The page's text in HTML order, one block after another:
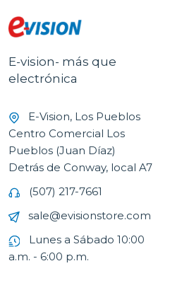
E-vision- más que
electrónica
E-Vision, Los Pueblos
Centro Comercial Los
Pueblos (Juan Díaz)
Detrás de Conway, local A7
(507) 217-7661
sale@evisionstore.com
Lunes a Sábado 10:00
a.m. - 6:00 p.m.